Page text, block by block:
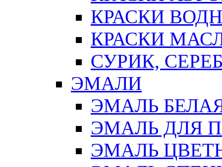
КРАСКИ
КРАСКИ
СУРИК,
ЭМАЛИ
ЭМАЛЬ
ЭМАЛЬ ДЛЯ
ЭМАЛЬ